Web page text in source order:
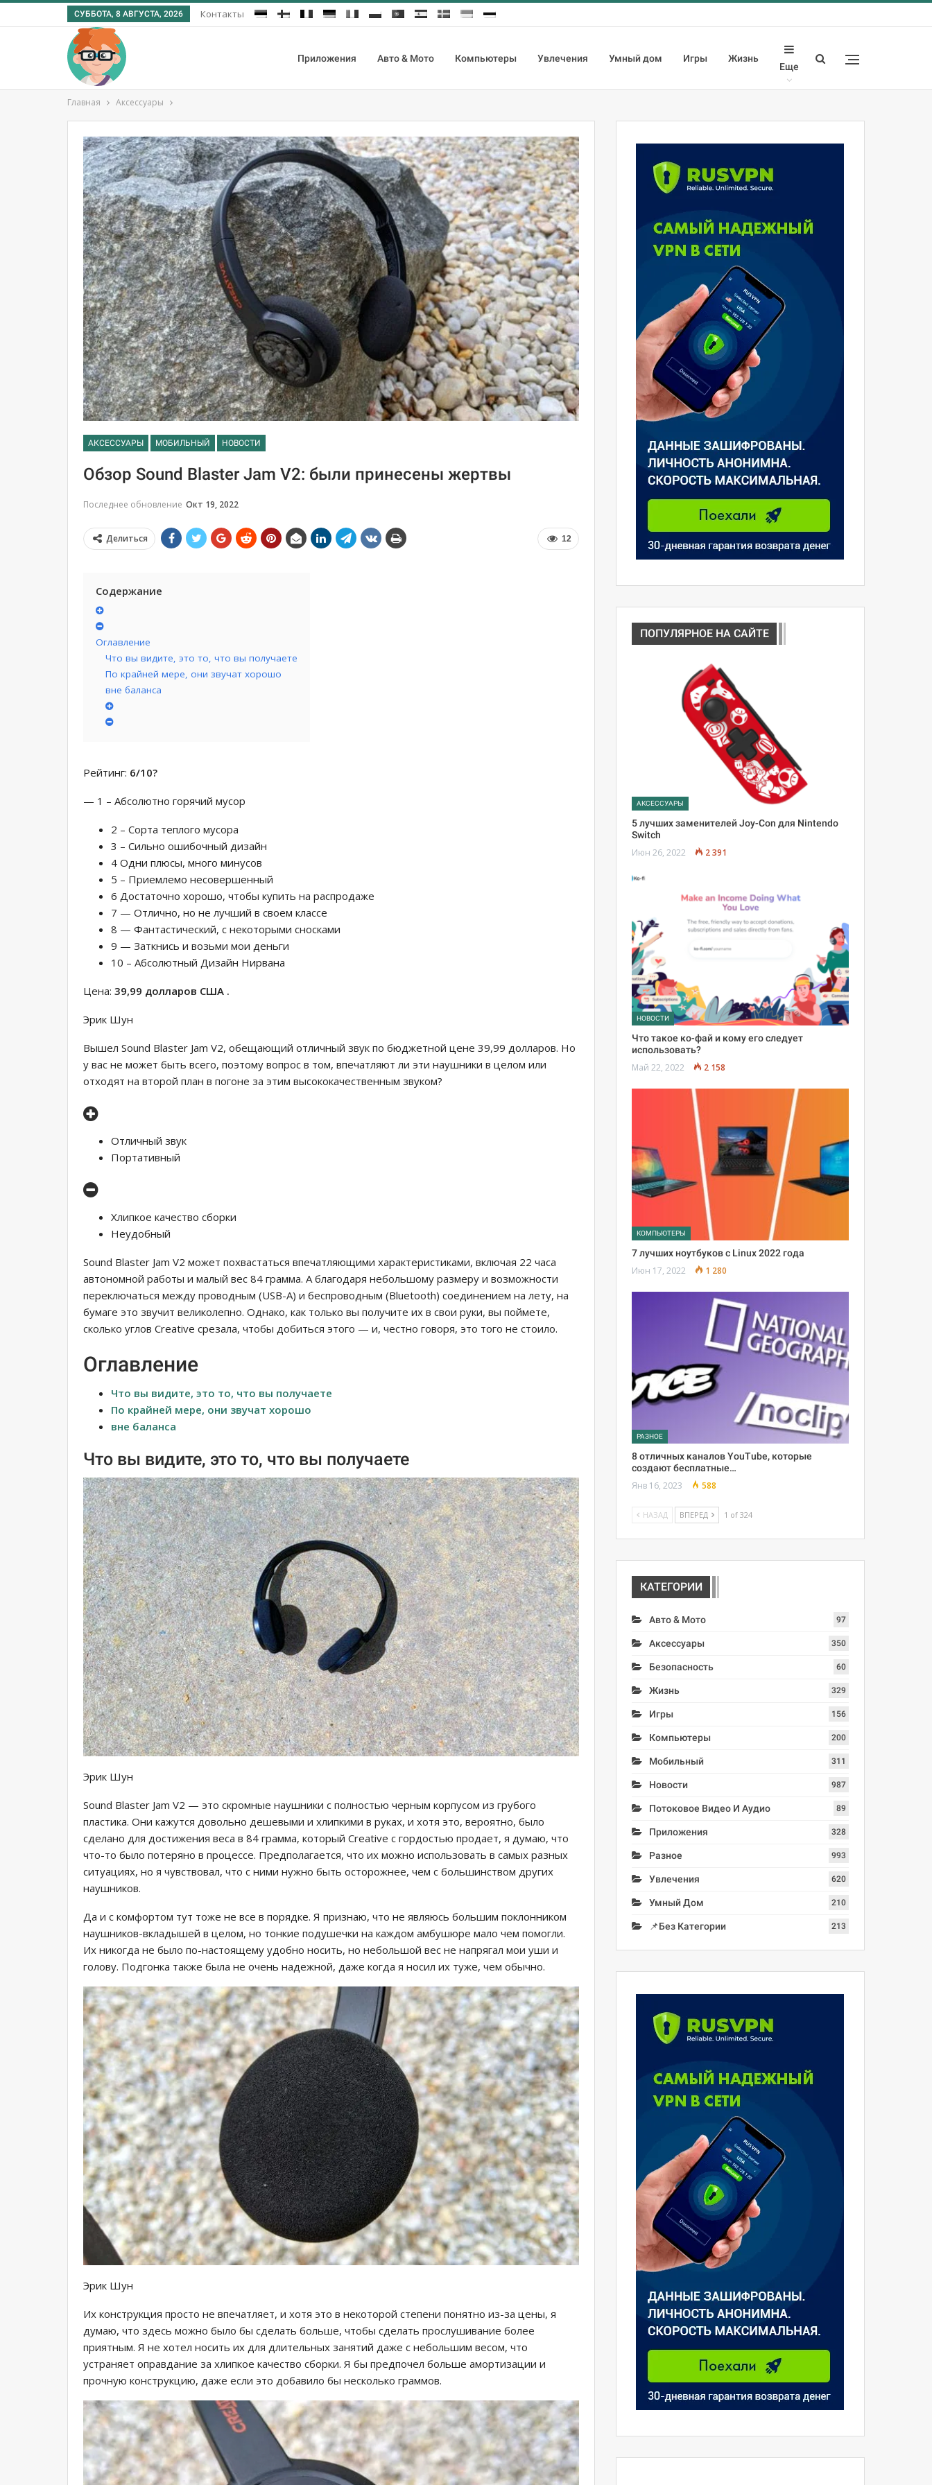
СУББОТА, 8 АВГУСТА, 2026 Контакты
Приложения Авто & Мото Компьютеры Увлечения Умный дом Игры Жизнь
Еще
Главная Аксессуары
АКСЕССУАРЫ МОБИЛЬНЫЙ НОВОСТИ
Обзор Sound Blaster Jam V2: были принесены жертвы
Последнее обновление Окт 19, 2022
12
Делиться
Содержание
Оглавление
Что вы видите, это то, что вы получаете
По крайней мере, они звучат хорошо
вне баланса
Рейтинг: 6/10?
— 1 – Абсолютно горячий мусор
2 – Сорта теплого мусора
3 – Сильно ошибочный дизайн
4 Одни плюсы, много минусов
5 – Приемлемо несовершенный
6 Достаточно хорошо, чтобы купить на распродаже
7 — Отлично, но не лучший в своем классе
8 — Фантастический, с некоторыми сносками
9 — Заткнись и возьми мои деньги
10 – Абсолютный Дизайн Нирвана
Цена: 39,99 долларов США .
Эрик Шун
Вышел Sound Blaster Jam V2, обещающий отличный звук по бюджетной цене 39,99 долларов. Но
у вас не может быть всего, поэтому вопрос в том, впечатляют ли эти наушники в целом или
отходят на второй план в погоне за этим высококачественным звуком?
Отличный звук
Портативный
Хлипкое качество сборки
Неудобный
Sound Blaster Jam V2 может похвастаться впечатляющими характеристиками, включая 22 часа
автономной работы и малый вес 84 грамма. А благодаря небольшому размеру и возможности
переключаться между проводным (USB-A) и беспроводным (Bluetooth) соединением на лету, на
бумаге это звучит великолепно. Однако, как только вы получите их в свои руки, вы поймете,
сколько углов Creative срезала, чтобы добиться этого — и, честно говоря, это того не стоило.
Оглавление
Что вы видите, это то, что вы получаете
По крайней мере, они звучат хорошо
вне баланса
Что вы видите, это то, что вы получаете
Эрик Шун
Sound Blaster Jam V2 — это скромные наушники с полностью черным корпусом из грубого
пластика. Они кажутся довольно дешевыми и хлипкими в руках, и хотя это, вероятно, было
сделано для достижения веса в 84 грамма, который Creative с гордостью продает, я думаю, что
что-то было потеряно в процессе. Предполагается, что их можно использовать в самых разных
ситуациях, но я чувствовал, что с ними нужно быть осторожнее, чем с большинством других
наушников.
Да и с комфортом тут тоже не все в порядке. Я признаю, что не являюсь большим поклонником
наушников-вкладышей в целом, но тонкие подушечки на каждом амбушюре мало чем помогли.
Их никогда не было по-настоящему удобно носить, но небольшой вес не напрягал мои уши и
голову. Подгонка также была не очень надежной, даже когда я носил их туже, чем обычно.
Эрик Шун
Их конструкция просто не впечатляет, и хотя это в некоторой степени понятно из-за цены, я
думаю, что здесь можно было бы сделать больше, чтобы сделать прослушивание более
приятным. Я не хотел носить их для длительных занятий даже с небольшим весом, что
устраняет оправдание за хлипкое качество сборки. Я бы предпочел больше амортизации и
прочную конструкцию, даже если это добавило бы несколько граммов.
ПОПУЛЯРНОЕ НА САЙТЕ
АКСЕССУАРЫ
5 лучших заменителей Joy-Con для Nintendo
Switch
Июн 26, 2022 2 391
НОВОСТИ
Что такое ко-фай и кому его следует
использовать?
Май 22, 2022 2 158
КОМПЬЮТЕРЫ
7 лучших ноутбуков с Linux 2022 года
Июн 17, 2022 1 280
РАЗНОЕ
8 отличных каналов YouTube, которые
создают бесплатные…
Янв 16, 2023 588
НАЗАД ВПЕРЕД 1 of 324
КАТЕГОРИИ
Авто & Мото 97
Аксессуары 350
Безопасность 60
Жизнь 329
Игры 156
Компьютеры 200
Мобильный 311
Новости 987
Потоковое Видео И Аудио 89
Приложения 328
Разное 993
Увлечения 620
Умный Дом 210
📌Без Категории 213